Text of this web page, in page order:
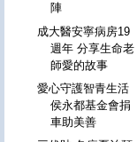
陣
成大醫安寧病房19
週年 分享生命老
師愛的故事
愛心守護智青生活
侯永都基金會捐
車助美善